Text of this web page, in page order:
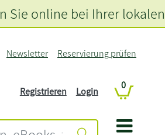
Newsletter Reservierung prüfen
Registrieren Login
0
Sie online bei Ihrer lokalen